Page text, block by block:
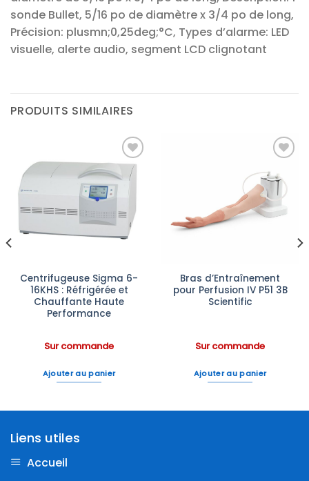
sonde Bullet, 5/16 po de diamètre x 3/4 po de long,
Précision: plusmn;0,25deg;°C, Types d’alarme: LED
visuelle, alerte audio, segment LCD clignotant
PRODUITS SIMILAIRES
Ajouter
à la liste
d’envies
Centrifugeuse Sigma 6-
16KHS : Réfrigérée et
Chauffante Haute
Performance
Sur commande
Ajouter au panier
Ajouter
à la liste
d’envies
Bras d’Entraînement
pour Perfusion IV P51 3B
Scientific
Sur commande
Ajouter au panier
Liens utiles
Accueil